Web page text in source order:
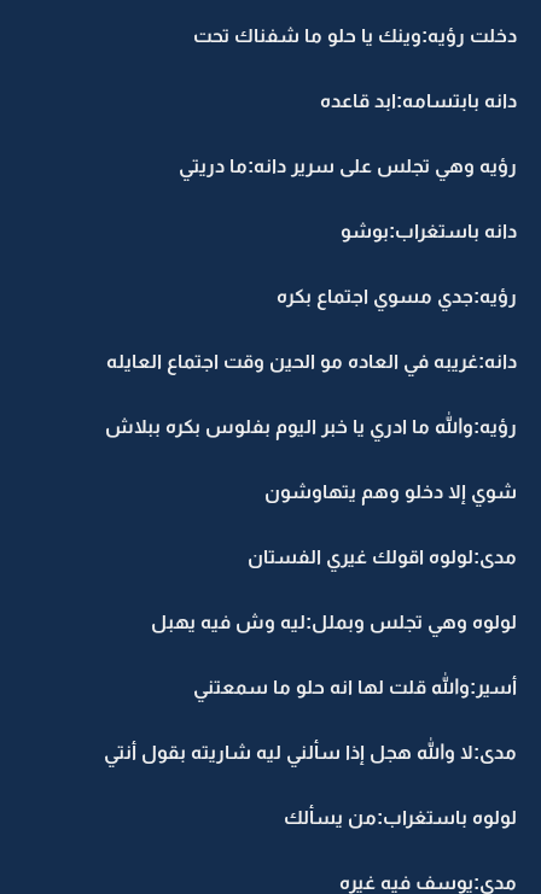
دخلت رؤيه:وينك يا حلو ما شفناك تحت
دانه بابتسامه:ابد قاعده
رؤيه وهي تجلس على سرير دانه:ما دريتي
دانه باستغراب:بوشو
رؤيه:جدي مسوي اجتماع بكره
دانه:غريبه في العاده مو الحين وقت اجتماع العايله
رؤيه:والله ما ادري يا خبر اليوم بفلوس بكره ببلاش
شوي إلا دخلو وهم يتهاوشون
مدى:لولوه اقولك غيري الفستان
لولوه وهي تجلس وبملل:ليه وش فيه يهبل
أسير:والله قلت لها انه حلو ما سمعتني
مدى:لا والله هجل إذا سألني ليه شاريته بقول أنتي
لولوه باستغراب:من يسألك
مدى:يوسف فيه غيره